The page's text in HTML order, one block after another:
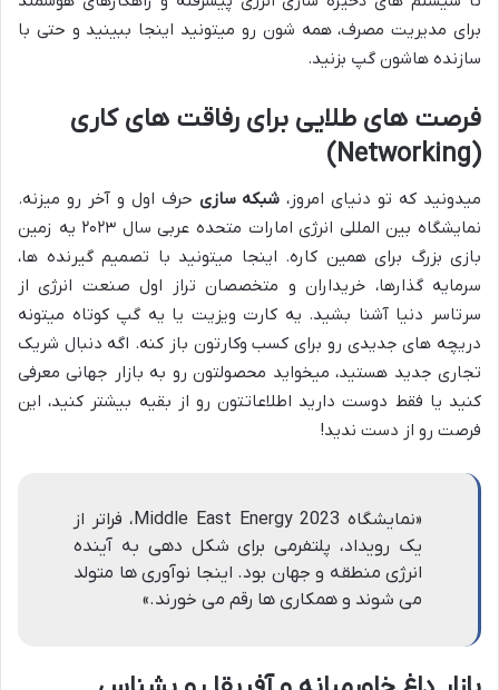
برای مدیریت مصرف، همه شون رو میتونید اینجا ببینید و حتی با
سازنده هاشون گپ بزنید.
فرصت های طلایی برای رفاقت های کاری
(Networking)
میدونید که تو دنیای امروز، شبکه سازی حرف اول و آخر رو میزنه.
نمایشگاه بین المللی انرژی امارات متحده عربی سال ۲۰۲۳ یه زمین
بازی بزرگ برای همین کاره. اینجا میتونید با تصمیم گیرنده ها،
سرمایه گذارها، خریداران و متخصصان تراز اول صنعت انرژی از
سرتاسر دنیا آشنا بشید. یه کارت ویزیت یا یه گپ کوتاه میتونه
دریچه های جدیدی رو برای کسب وکارتون باز کنه. اگه دنبال شریک
تجاری جدید هستید، میخواید محصولتون رو به بازار جهانی معرفی
کنید یا فقط دوست دارید اطلاعاتتون رو از بقیه بیشتر کنید، این
فرصت رو از دست ندید!
«نمایشگاه Middle East Energy 2023، فراتر از
یک رویداد، پلتفرمی برای شکل دهی به آینده
انرژی منطقه و جهان بود. اینجا نوآوری ها متولد
می شوند و همکاری ها رقم می خورند.»